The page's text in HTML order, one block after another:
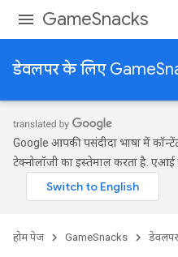
GameSnacks
डेवलपर के लिए
Google आपकी पसंदीदा भाषा में
टेक्नोलॉजी का इस्तेमाल करता है. एआई
होम पेज GameSnacks डेवलपर